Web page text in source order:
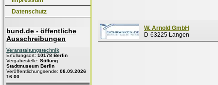
Datenschutz
bund.de - öffentliche
Ausschreibungen
Veranstaltungstechnik
Erfüllungsort: 10178 Berlin
Vergabestelle: Stiftung
Stadtmuseum Berlin
Veröffentlichungsende: 08.09.2026
16:00
W. Arnold GmbH
D-63225 Langen